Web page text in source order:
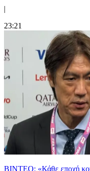
|
23:21
ΒΙΝΤΕΟ: «Κάθε εποχή